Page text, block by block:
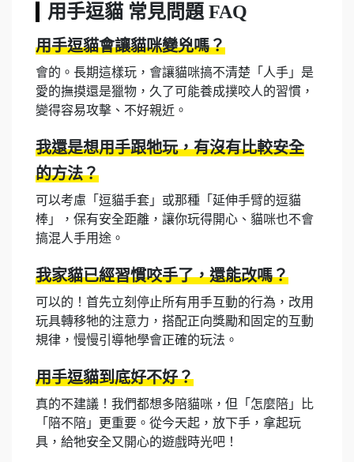
用手逗貓 常見問題 FAQ
用手逗貓會讓貓咪變兇嗎？
會的。長期這樣玩，會讓貓咪搞不清楚「人手」是
愛的撫摸還是獵物，久了可能養成撲咬人的習慣，
變得容易攻擊、不好親近。
我還是想用手跟牠玩，有沒有比較安全
的方法？
可以考慮「逗貓手套」或那種「延伸手臂的逗貓
棒」，保有安全距離，讓你玩得開心、貓咪也不會
搞混人手用途。
我家貓已經習慣咬手了，還能改嗎？
可以的！首先立刻停止所有用手互動的行為，改用
玩具轉移牠的注意力，搭配正向獎勵和固定的互動
規律，慢慢引導牠學會正確的玩法。
用手逗貓到底好不好？
真的不建議！我們都想多陪貓咪，但「怎麼陪」比
「陪不陪」更重要。從今天起，放下手，拿起玩
具，給牠安全又開心的遊戲時光吧！